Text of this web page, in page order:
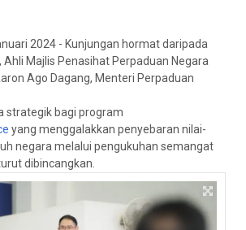
2024 - Kunjungan hormat daripada
Ahli Majlis Penasihat Perpaduan Negara
Ago Dagang, Menteri Perpaduan
strategik bagi program
yang menggalakkan penyebaran nilai-
negara melalui pengukuhan semangat
dibincangkan.